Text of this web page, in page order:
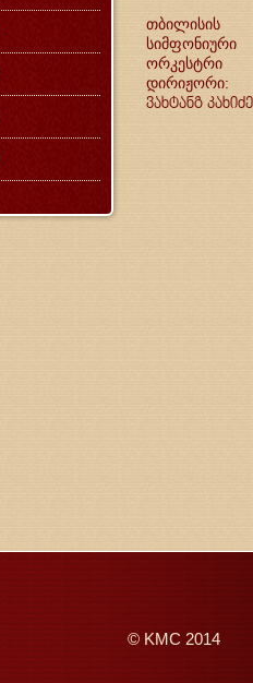
თბილისის
სიმფონიური
ორკესტრი
დირიჟორი:
ვახტანგ კახიძე
© KMC 2014